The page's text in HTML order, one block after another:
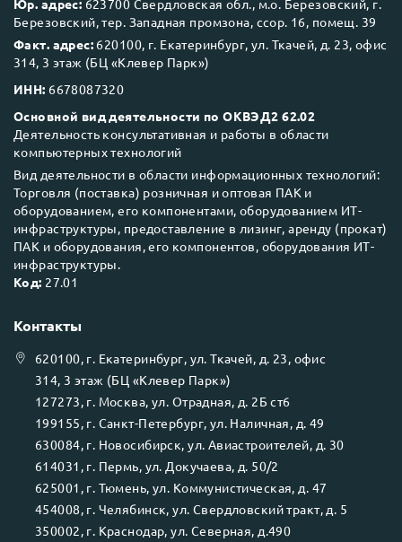
Next Business Day (NBD)
Юр. адрес: 623700 Свердловская обл., м.о. Березовский, г.
Березовский, тер. Западная промзона, ссор. 16, помещ. 39
Факт. адрес: 620100, г. Екатеринбург, ул. Ткачей, д. 23, офис
314, 3 этаж (БЦ «Клевер Парк»)
ИНН: 6678087320
Основной вид деятельности по ОКВЭД2 62.02
Деятельность консультативная и работы в области
компьютерных технологий
Вид деятельности в области информационных технологий:
Торговля (поставка) розничная и оптовая ПАК и
оборудованием, его компонентами, оборудованием ИТ-
инфраструктуры, предоставление в лизинг, аренду (прокат)
ПАК и оборудования, его компонентов, оборудования ИТ-
инфраструктуры.
Код: 27.01
Контакты
620100, г. Екатеринбург, ул.Ткачей, д. 23, офис
314, 3 этаж (БЦ «Клевер Парк»)
127273, г. Москва, ул. Отрадная, д. 2Б ст6
199155, г. Санкт-Петербург, ул. Наличная, д. 49
630084, г. Новосибирск, ул. Авиастроителей, д. 30
614031 , г. Пермь, ул. Докучаева, д. 50/2
625001 , г. Тюмень, ул. Коммунистическая, д. 47
454008, г. Челябинск, ул. Свердловский тракт, д. 5
350002, г. Краснодар, ул. Северная, д.490